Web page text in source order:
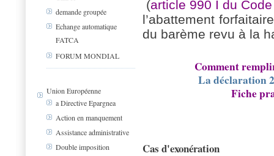
demande groupée
Echange automatique
FATCA
FORUM MONDIAL
Union Européenne
a Directive Epargnea
Action en manquement
Assistance administrative
Double imposition
(article 990 I du
l’abattement
du barème revu à la
Comment
La déclaration
Fiche
Cas d'exonération